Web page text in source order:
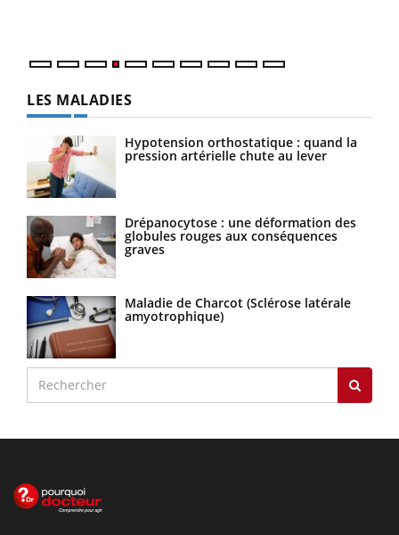
LES MALADIES
Hypotension orthostatique : quand la
pression artérielle chute au lever
Drépanocytose : une déformation des
globules rouges aux conséquences
graves
Maladie de Charcot (Sclérose latérale
amyotrophique)